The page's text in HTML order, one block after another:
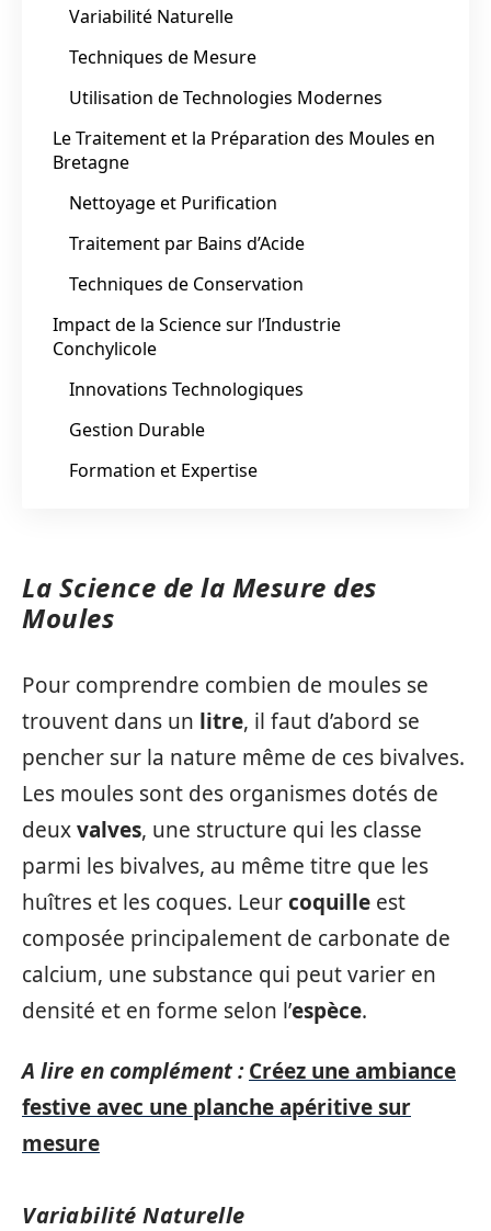
Variabilité Naturelle
Techniques de Mesure
Utilisation de Technologies Modernes
Le Traitement et la Préparation des Moules en
Bretagne
Nettoyage et Purification
Traitement par Bains d’Acide
Techniques de Conservation
Impact de la Science sur l’Industrie
Conchylicole
Innovations Technologiques
Gestion Durable
Formation et Expertise
La Science de la Mesure des
Moules
Pour comprendre combien de moules se
trouvent dans un litre, il faut d’abord se
pencher sur la nature même de ces bivalves.
Les moules sont des organismes dotés de
deuxvalves, une structure qui les classe
parmi les bivalves, au même titre que les
huîtres et les coques. Leurcoquille est
composée principalement de carbonate de
calcium, une substance qui peut varier en
densité et en forme selon l’espèce.
A lire en complément : Créez une ambiance
festive avec une planche apéritive sur
mesure
Variabilité Naturelle